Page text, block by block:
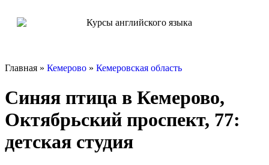
Главная » Кемерово » Кемеровская область
Синяя птица в Кемерово,
Октябрьский проспект, 77:
детская студия